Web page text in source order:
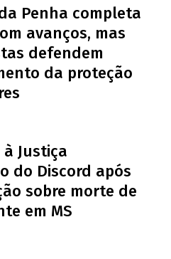
Penha completa
avanços, mas
defendem
da proteção
à Justiça
do Discord após
sobre morte de
em MS